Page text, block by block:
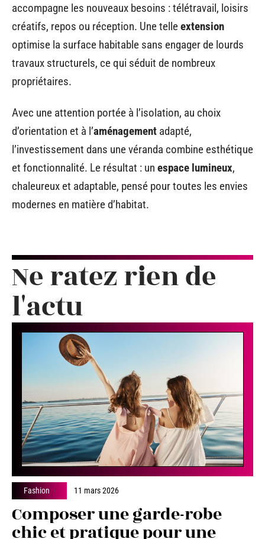
accompagne les nouveaux besoins : télétravail, loisirs
créatifs, repos ou réception. Une telleextension
optimise la surface habitable sans engager de lourds
travaux structurels, ce qui séduit de nombreux
propriétaires.
Avec une attention portée à l’isolation, au choix
d’orientation et à l’aménagement adapté,
l’investissement dans une véranda combine esthétique
et fonctionnalité. Le résultat : un espace lumineux,
chaleureux et adaptable, pensé pour toutes les envies
modernes en matière d’habitat.
Ne ratez rien de
l'actu
Fashion 11 mars 2026
Composer une garde-robe
chic et pratique pour une